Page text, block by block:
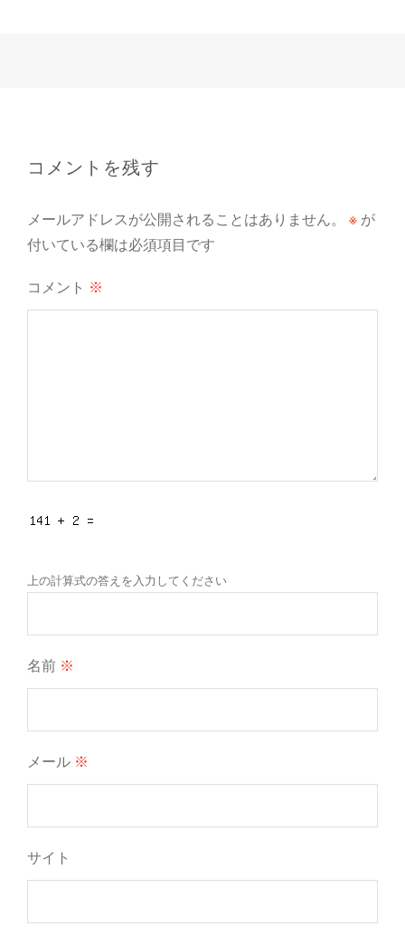
k
コメントを残す
メールアドレスが公開されることはありません。 ※ が
付いている欄は必須項目です
コメント ※
上の計算式の答えを入力してください
名前 ※
メール ※
サイト